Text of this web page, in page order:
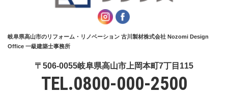
岐阜県高山市のリフォーム・リノベーション 古川製材株式会社 Nozomi Design
Office 一級建築士事務所
〒506-0055岐阜県高山市上岡本町7丁目115
TEL.0800-000-2500